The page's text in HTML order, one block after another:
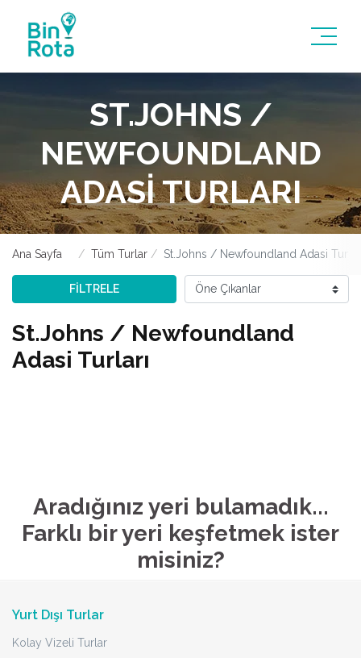
ST.JOHNS /
NEWFOUNDLAND
ADASI TURLARI
Ana Sayfa Tüm Turlar St.Johns / Newfoundland Adasi
FİLTRELE
St.Johns / Newfoundland
Adasi Turları
Aradığınız yeri bulamadık...
Farklı bir yeri keşfetmek ister
misiniz?
Yurt Dışı Turlar
Kolay Vizeli Turlar